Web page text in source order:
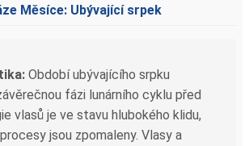
Měsíce: Ubývající srpek
Období ubývajícího srpku
fázi lunárního cyklu před
vlasů je ve stavu hlubokého klidu,
jsou zpomaleny. Vlasy a